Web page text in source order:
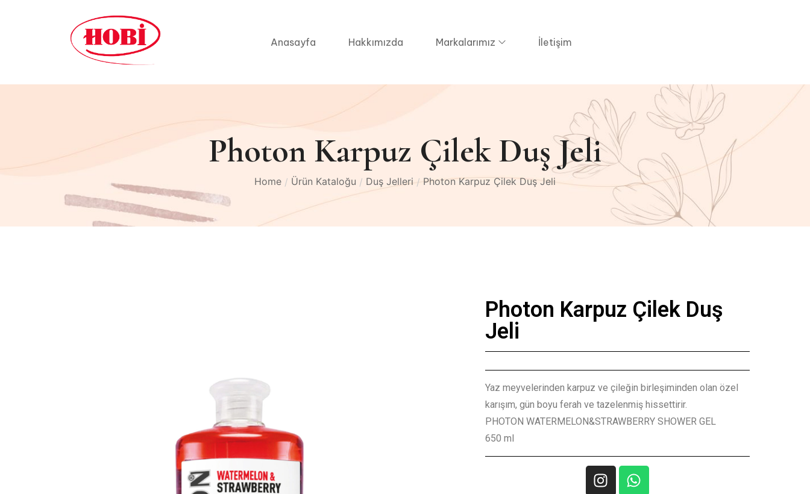
Anasayfa Hakkımızda Markalarımız İletişim
Photon Karpuz Çilek Duş Jeli
Home / Ürün Kataloğu / Duş Jelleri / Photon Karpuz Çilek Duş Jeli
Photon Karpuz Çilek Duş
Jeli
Yaz meyvelerinden karpuz ve çileğin birleşiminden olan özel
karışım, gün boyu ferah ve tazelenmiş hissettirir.
PHOTON WATERMELON&STRAWBERRY SHOWER GEL
650 ml